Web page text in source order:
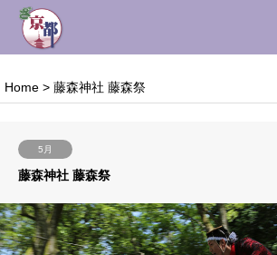
Home > 藤森神社 藤森祭
5月
藤森神社 藤森祭